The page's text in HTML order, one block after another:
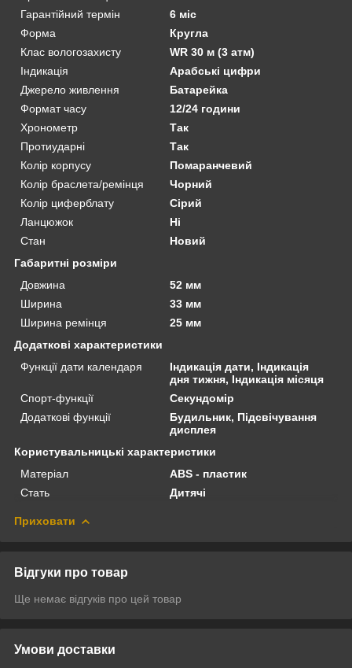
Гарантійний термін
6 міс
Форма
Кругла
Клас вологозахисту
WR 30 м (3 атм)
Індикація
Арабські цифри
Джерело живлення
Батарейка
Формат часу
12/24 години
Хронометр
Так
Протиударні
Так
Колір корпусу
Помаранчевий
Колір браслета/ремінця
Чорний
Колір циферблату
Сірий
Ланцюжок
Ні
Стан
Новий
Габаритні розміри
Довжина
52 мм
Ширина
33 мм
Ширина ремінця
25 мм
Додаткові характеристики
Функції дати календаря
Індикація дати, Індикація
дня тижня, Індикація місяця
Спорт-функції
Секундомір
Додаткові функції
Будильник, Підсвічування
дисплея
Користувальницькі характеристики
Матеріал
ABS - пластик
Стать
Дитячі
Приховати
Відгуки про товар
Ще немає відгуків про цей товар
Умови доставки